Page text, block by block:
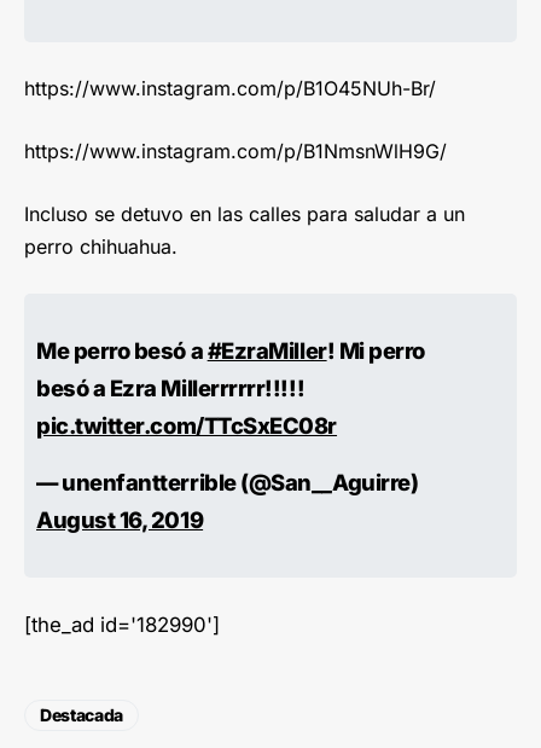
https://www.instagram.com/p/B1O45NUh-Br/
https://www.instagram.com/p/B1NmsnWlH9G/
Incluso se detuvo en las calles para saludar a un
perro chihuahua.
Me perro besó a#EzraMiller! Mi perro
besó a Ezra Millerrrrrr!!!!!
pic.twitter.com/TTcSxEC08r
— unenfantterrible (@San__Aguirre)
August 16, 2019
[the_ad id='182990']
Destacada